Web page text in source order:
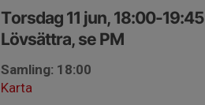
Torsdag 11 jun, 18:00-19:45
Lövsättra, se PM
Samling: 18:00
Karta